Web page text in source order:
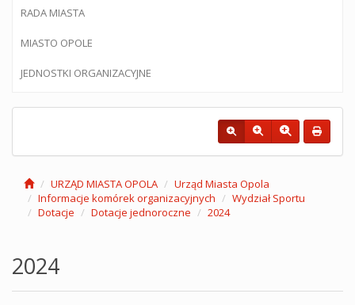
RADA MIASTA
MIASTO OPOLE
JEDNOSTKI ORGANIZACYJNE
URZĄD MIASTA OPOLA
Urząd Miasta Opola
Informacje komórek organizacyjnych
Wydział Sportu
Dotacje
Dotacje jednoroczne 2024
2024